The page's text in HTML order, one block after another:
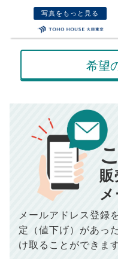
ボーナス
返済金額
返済シミュ
毎月の支払額
年間の支払額
総支払額
売却価格
00万円
■仲介手数料／ 00万円
■売買契約書印紙／ 0
■抵当権抹消費用／0万
※購入価格よりも売却価
場合がございます。詳
※シミュレーター結果は
保証するものではござい
※上記売却費用には、住
宅ローンの一括繰上返済
で予めご了承ください。
写真をもっと見る
希望
メールアドレス登録
定（値下げ）があっ
け取ることができます